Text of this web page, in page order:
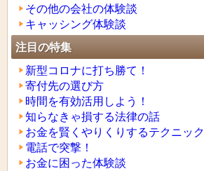
その他の会社の体験談
キャッシング体験談
注目の特集
新型コロナに打ち勝て！
寄付先の選び方
時間を有効活用しよう！
知らなきゃ損する法律の話
お金を賢くやりくりするテクニック
電話で突撃！
お金に困った体験談